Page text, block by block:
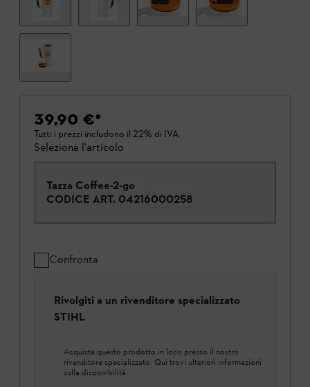
39,90 €*
Tutti i prezzi includono il 22% di IVA.
Seleziona l'articolo
Tazza Coffee-2-go
CODICE ART. 04216000258
Confronta
Rivolgiti a un rivenditore specializzato
STIHL
Acquista questo prodotto in loco presso il nostro
rivenditore specializzato. Qui trovi ulteriori informazioni
sulla disponibilità.